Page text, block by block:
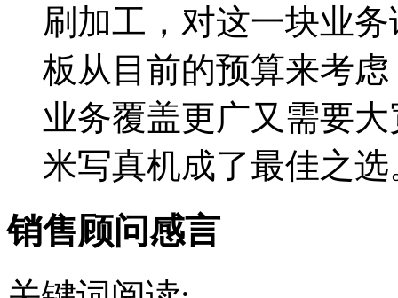
刷加工，对这一块业
板从目前的预算来考
业务覆盖更广又需要
米写真机成了最佳之选
销售顾问感言